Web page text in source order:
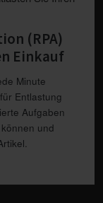
(RPA)
Einkauf
Minute
Entlastung
Aufgaben
und